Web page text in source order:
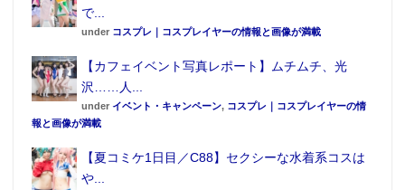
で...
under コスプレ｜コスプレイヤーの情報と画像が満載
【カフェイベント写真レポート】ムチムチ、光
沢……人...
under イベント・キャンペーン, コスプレ｜コスプレイヤーの情
報と画像が満載
【夏コミケ1日目／C88】セクシーな水着系コスは
や...